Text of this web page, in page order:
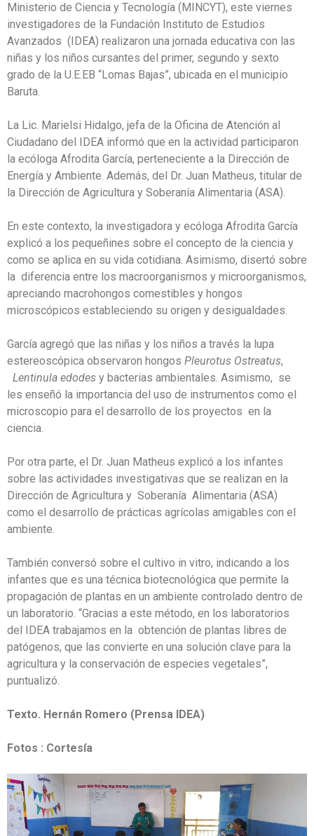
Ministerio de Ciencia y Tecnología (MINCYT), este viernes
investigadores de la Fundación Instituto de Estudios
Avanzados (IDEA) realizaron una jornada educativa con las
niñas y los niños cursantes del primer, segundo y sexto
grado de la U.E.EB “Lomas Bajas”, ubicada en el municipio
Baruta.
La Lic. Marielsi Hidalgo, jefa de la Oficina de Atención al
Ciudadano del IDEA informó que en la actividad participaron
la ecóloga Afrodita García, perteneciente a la Dirección de
Energía y Ambiente. Además, del Dr. Juan Matheus, titular de
la Dirección de Agricultura y Soberanía Alimentaria (ASA).
En este contexto, la investigadora y ecóloga Afrodita García
explicó a los pequeñines sobre el concepto de la ciencia y
como se aplica en su vida cotidiana. Asimismo, disertó sobre
la diferencia entre los macroorganismos y microorganismos,
apreciando macrohongos comestibles y hongos
microscópicos estableciendo su origen y desigualdades.
García agregó que las niñas y los niños a través la lupa
estereoscópica observaron hongos Pleurotus Ostreatus,
Lentinula edodes y bacterias ambientales. Asimismo, se
les enseñó la importancia del uso de instrumentos como el
microscopio para el desarrollo de los proyectos en la
ciencia.
Por otra parte, el Dr. Juan Matheus explicó a los infantes
sobre las actividades investigativas que se realizan en la
Dirección de Agricultura y Soberanía Alimentaria (ASA)
como el desarrollo de prácticas agrícolas amigables con el
ambiente.
También conversó sobre el cultivo in vitro, indicando a los
infantes que es una técnica biotecnológica que permite la
propagación de plantas en un ambiente controlado dentro de
un laboratorio. “Gracias a este método, en los laboratorios
del IDEA trabajamos en la obtención de plantas libres de
patógenos, que las convierte en una solución clave para la
agricultura y la conservación de especies vegetales”,
puntualizó.
Texto. Hernán Romero (Prensa IDEA)
Fotos : Cortesía